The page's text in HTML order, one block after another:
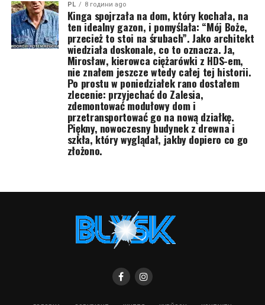
PL 8 години ago
Kinga spojrzała na dom, który kochała, na
ten idealny gazon, i pomyślała: “Mój Boże,
przecież to stoi na śrubach”. Jako architekt
wiedziała doskonale, co to oznacza. Ja,
Mirosław, kierowca ciężarówki z HDS-em,
nie znałem jeszcze wtedy całej tej historii.
Po prostu w poniedziałek rano dostałem
zlecenie: przyjechać do Zalesia,
zdemontować modułowy dom i
przetransportować go na nową działkę.
Piękny, nowoczesny budynek z drewna i
szkła, który wyglądał, jakby dopiero co go
złożono.